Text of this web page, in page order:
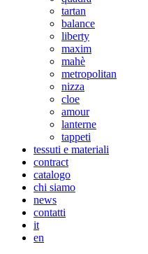
tartan
balance
liberty
maxim
mahè
metropolitan
nizza
cloe
amour
lanterne
tappeti
tessuti e materiali
contract
catalogo
chi siamo
news
contatti
it
en